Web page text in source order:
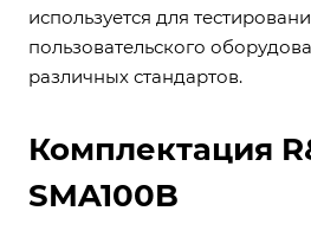
используется для
пользовательского
различных стандартов.
Комплектация
SMA100B